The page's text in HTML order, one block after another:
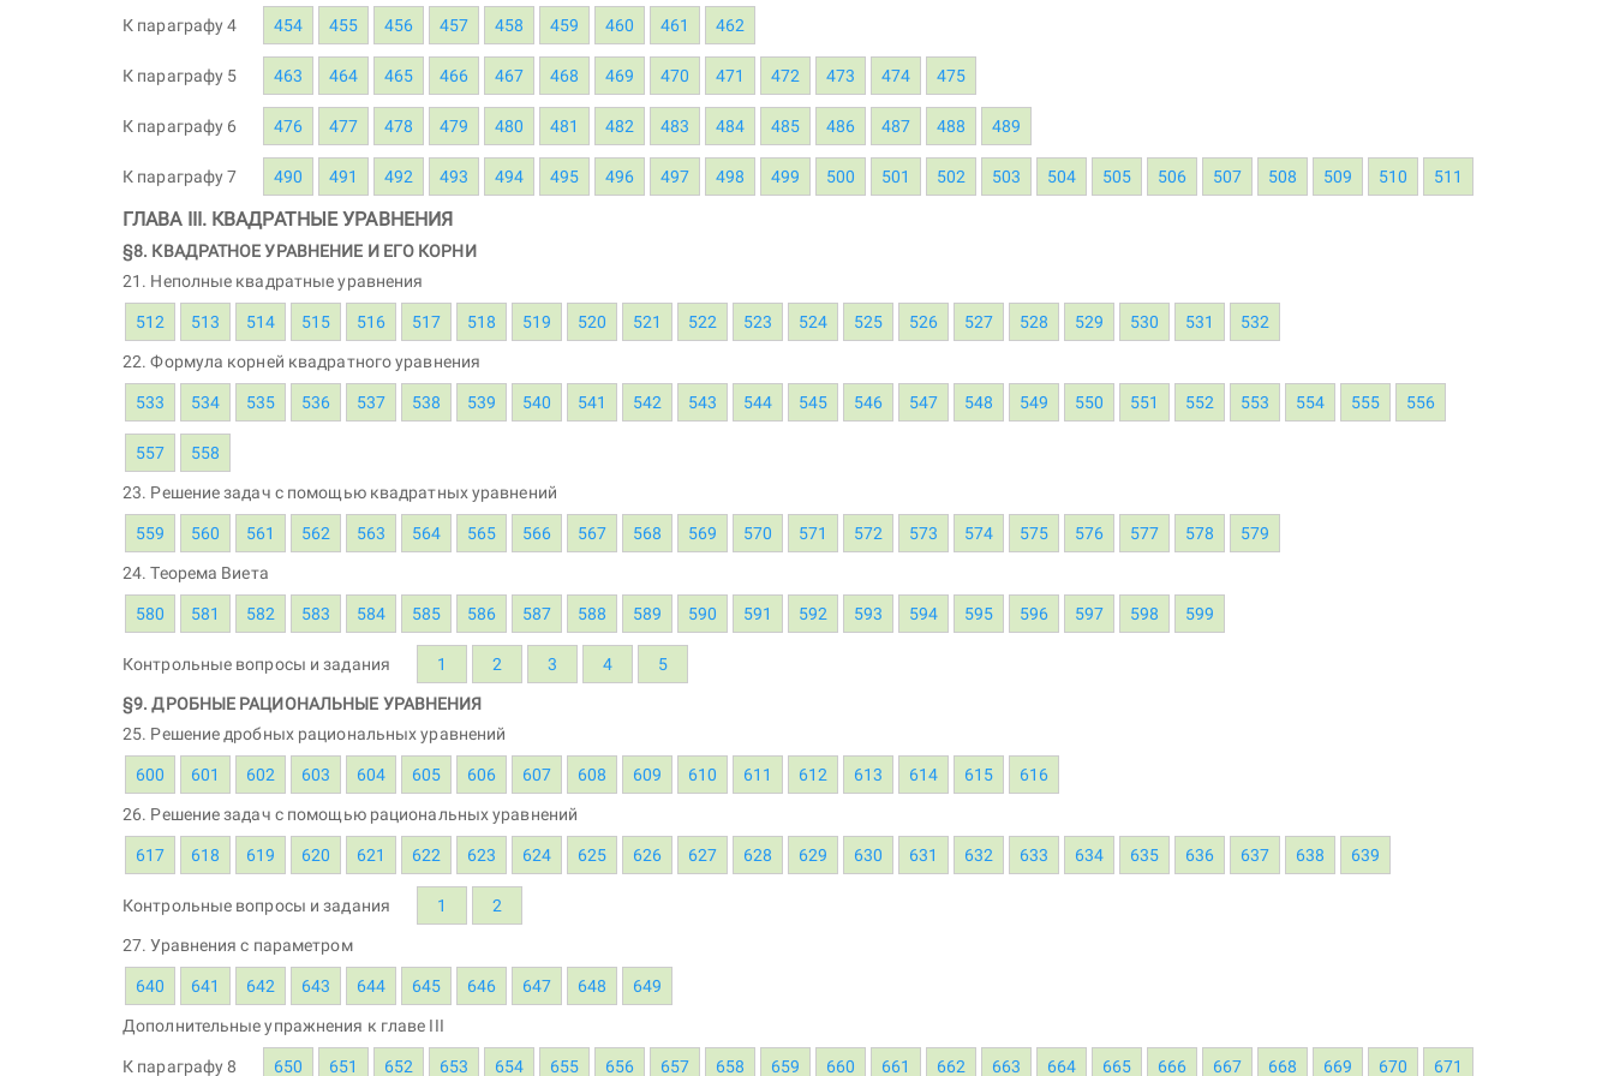
К параграфу 4 454 455 456 457 458 459 460 461 462
К параграфу 5 463 464 465 466 467 468 469 470 471 472 473 474 475
К параграфу 6 476 477 478 479 480 481 482 483 484 485 486 487 488 489
К параграфу 7 490 491 492 493 494 495 496 497 498 499 500 501 502 503 504 505 506 507 508 509 510 511
ГЛАВА III. КВАДРАТНЫЕ УРАВНЕНИЯ
§8. КВАДРАТНОЕ УРАВНЕНИЕ И ЕГО КОРНИ
21. Неполные квадратные уравнения
512 513 514 515 516 517 518 519 520 521 522 523 524 525 526 527 528 529 530 531 532
22. Формула корней квадратного уравнения
533 534 535 536 537 538 539 540 541 542 543 544 545 546 547 548 549 550 551 552 553 554 555 556
557 558
23. Решение задач с помощью квадратных уравнений
559 560 561 562 563 564 565 566 567 568 569 570 571 572 573 574 575 576 577 578 579
24. Теорема Виета
580 581 582 583 584 585 586 587 588 589 590 591 592 593 594 595 596 597 598 599
Контрольные вопросы и задания 1 2 3 4 5
§9. ДРОБНЫЕ РАЦИОНАЛЬНЫЕ УРАВНЕНИЯ
25. Решение дробных рациональных уравнений
600 601 602 603 604 605 606 607 608 609 610 611 612 613 614 615 616
26. Решение задач с помощью рациональных уравнений
617 618 619 620 621 622 623 624 625 626 627 628 629 630 631 632 633 634 635 636 637 638 639
Контрольные вопросы и задания 1 2
27. Уравнения с параметром
640 641 642 643 644 645 646 647 648 649
Дополнительные упражнения к главе III
К параграфу 8 650 651 652 653 654 655 656 657 658 659 660 661 662 663 664 665 666 667 668 669 670 671